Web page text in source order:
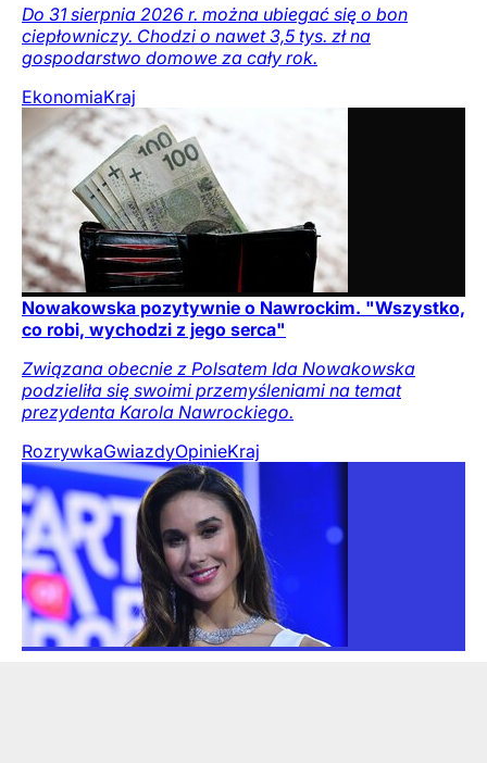
Do 31 sierpnia 2026 r. można ubiegać się o bon
ciepłowniczy. Chodzi o nawet 3,5 tys. zł na
gospodarstwo domowe za cały rok.
EkonomiaKraj
Nowakowska pozytywnie o Nawrockim. "Wszystko,
co robi, wychodzi z jego serca"
Związana obecnie z Polsatem Ida Nowakowska
podzieliła się swoimi przemyśleniami na temat
prezydenta Karola Nawrockiego.
RozrywkaGwiazdyOpinieKraj